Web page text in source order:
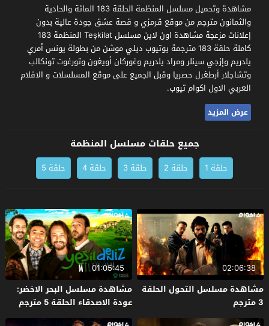
مشاهدة وتحميل مسلسل المنظمة الحلقة 183 المائة والحادية
والثمانون مترجم من موقع قرمزي و قصة عشق جودة عالية بدون
إعلانات مزعجة مشاهدة اون لاين مسلسل Teşkilat المنظمة 183
كاملة حلقة 183 مترجمة يوتيوب ديلي موشن من بطولة يونس أمري
يلدريم وإزجي سينلر ومراد يلدريم وغوركان أويغون وتورغوت تونكالب
وتشاجلار أرطغرل حصريا وقبل الجميع على موقع المسلسلات و الافلام
العربي الاول اكوام تيوب.
عرض المزيد
جميع حلقات مسلسل المنظمة
حلقة 1 حلقة 2 حلقة 3 حلقة 4 حلقة 5
02:06:38
مشاهدة مسلسل التحول الحلقة
3 مترجم
01:05:45
مشاهدة مسلسل البحر الاخضر:
عودة الاصدقاء الحلقة 5 مترجم